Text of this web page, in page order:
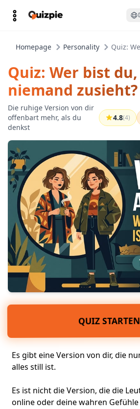
Homepage Personality Quiz:
Quiz: Wer bist
niemand zusieht?
Die ruhige Version von dir
offenbart mehr, als du
denkst
4.8(4)
QUIZ STARTEN
Es gibt eine Version von dir, die
alles still ist.
Es ist nicht die Version, die die
online oder deine wahren Gefühle